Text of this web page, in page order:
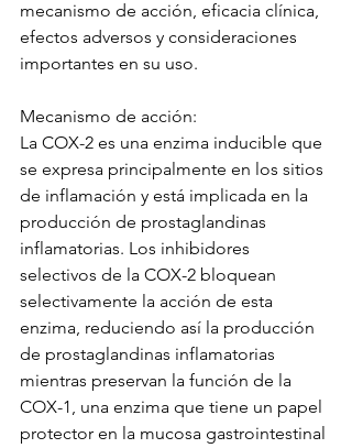
mecanismo de acción, eficacia clínica,
efectos adversos y consideraciones
importantes en su uso.
Mecanismo de acción:
La COX-2 es una enzima inducible que
se expresa principalmente en los sitios
de inflamación y está implicada en la
producción de prostaglandinas
inflamatorias. Los inhibidores
selectivos de la COX-2 bloquean
selectivamente la acción de esta
enzima, reduciendo así la producción
de prostaglandinas inflamatorias
mientras preservan la función de la
COX-1, una enzima que tiene un papel
protector en la mucosa gastrointestinal